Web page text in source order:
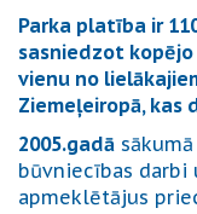
Parka platība ir
sasniedzot
vienu no
Ziemeļeiropā, kas
2005.gadā
būvniecības darbi
apmeklētājus